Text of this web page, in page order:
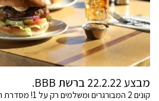
מבצע 22.2.22 ברשת BBB.
קונים 2 המבורגרים ומשלמים רק על 1! מסדרת ההמבורגרים הקלאסיים.